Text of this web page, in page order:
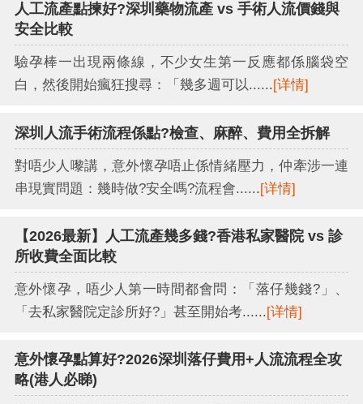
人工流產點揀好?深圳藥物流產 vs 手術人流價錢與
安全比較
驗孕棒一出現兩條線，不少女生第一反應都係腦袋空
白，然後開始瘋狂搜尋：「幾多週可以......[详情]
深圳人流手術流程係點?檢查、麻醉、費用全拆解
對唔少人嚟講，意外懷孕唔止係情緒壓力，仲牽涉一連
串現實問題：幾時做?安全嗎?流程會......[详情]
【2026最新】人工流產幾多錢?香港私家醫院 vs 診
所收費全面比較
意外懷孕，唔少人第一時間都會問：「落仔幾錢?」、
「去私家醫院定診所好?」甚至開始考......[详情]
意外懷孕點算好?2026深圳落仔費用+人流流程全攻
略(港人必睇)